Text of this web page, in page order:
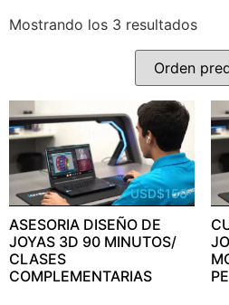
Mostrando los 3 resultados
USD$150
ASESORIA DISEÑO DE
JOYAS 3D 90 MINUTOS/
CLASES
COMPLEMENTARIAS